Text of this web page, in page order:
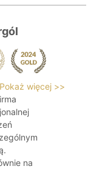
Pokaż więcej >>
na